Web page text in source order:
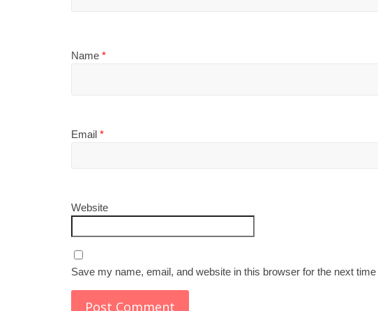
Name *
Email *
Website
Save my name, email, and website in this browser for the next